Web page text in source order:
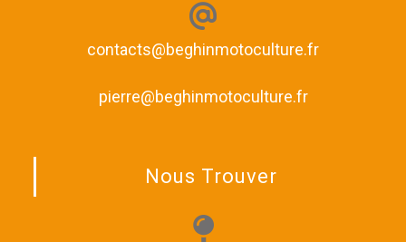
contacts@beghinmotoculture.fr
pierre@beghinmotoculture.fr
Nous Trouver